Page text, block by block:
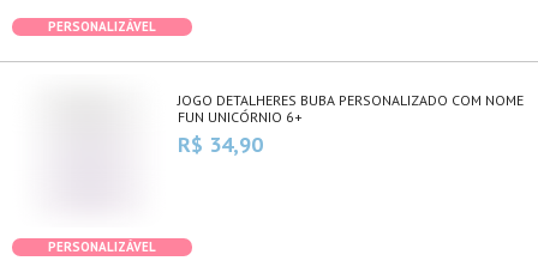
PERSONALIZÁVEL
JOGO DETALHERES BUBA PERSONALIZADO COM NOME
FUN UNICÓRNIO 6+
R$ 34,90
PERSONALIZÁVEL